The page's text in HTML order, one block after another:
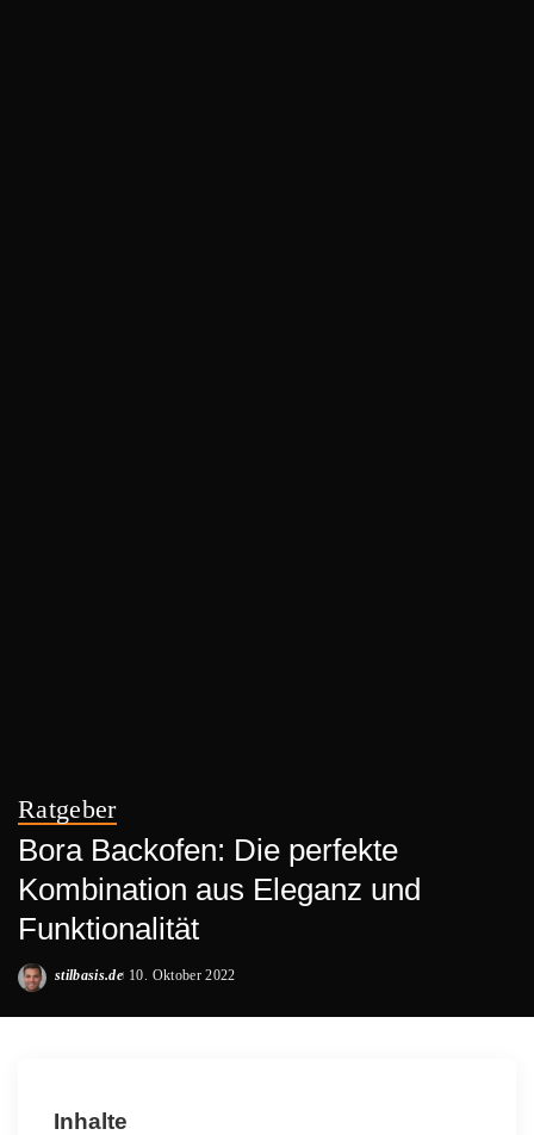
Ratgeber
Bora Backofen: Die perfekte
Kombination aus Eleganz und
Funktionalität
Posted
stilbasis.de 10. Oktober 2022
Inhalte